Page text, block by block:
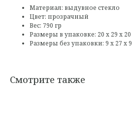
Материал: выдувное стекло
Цвет: прозрачный
Вес: 790 гр
Размеры в упаковке: 20 х 29 х 20
Размеры без упаковки: 9 х 27 х 9
Смотрите также